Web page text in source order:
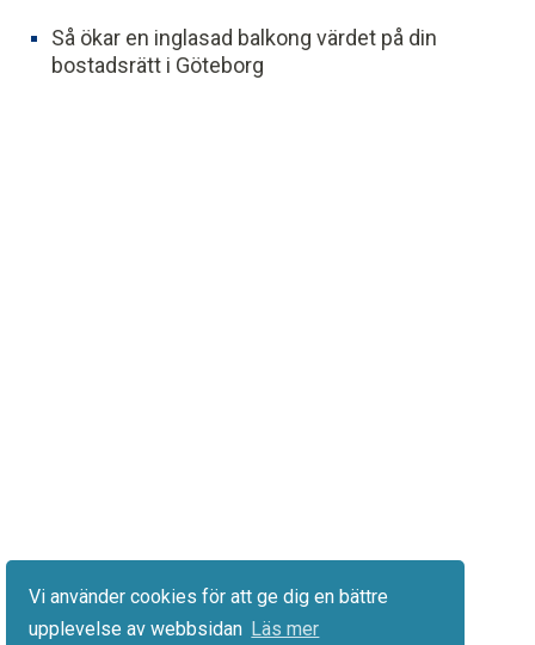
Vi använder cookies för att ge dig en bättre
upplevelse av webbsidan Läs mer
Så ökar en inglasad balkong värdet på din
bostadsrätt i Göteborg